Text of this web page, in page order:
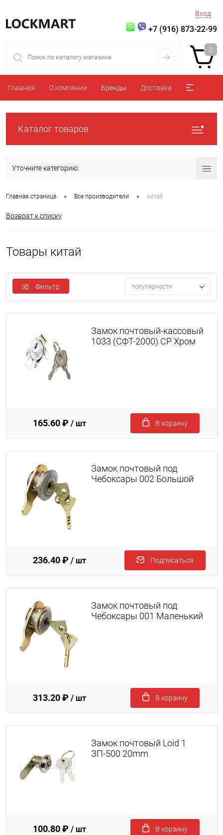
Вход
+7 (916) 873-22-99
0
Главная О компании Бренды Доставка
Каталог товаров
Уточните категорию:
Главная страница • Все производители • китай
Возврат к списку
Товары китай
Фильтр популярности
Замок почтовый-кассовый
1033 (СФТ-2000) CP Хром
165.60 ₽ / шт В корзину
Замок почтовый под
Чебоксары 002 Большой
236.40 ₽ / шт Подписаться
Замок почтовый под
Чебоксары 001 Маленький
313.20 ₽ / шт В корзину
Замок почтовый Loid 1
ЗП-500 20mm
100.80 ₽ / шт В корзину